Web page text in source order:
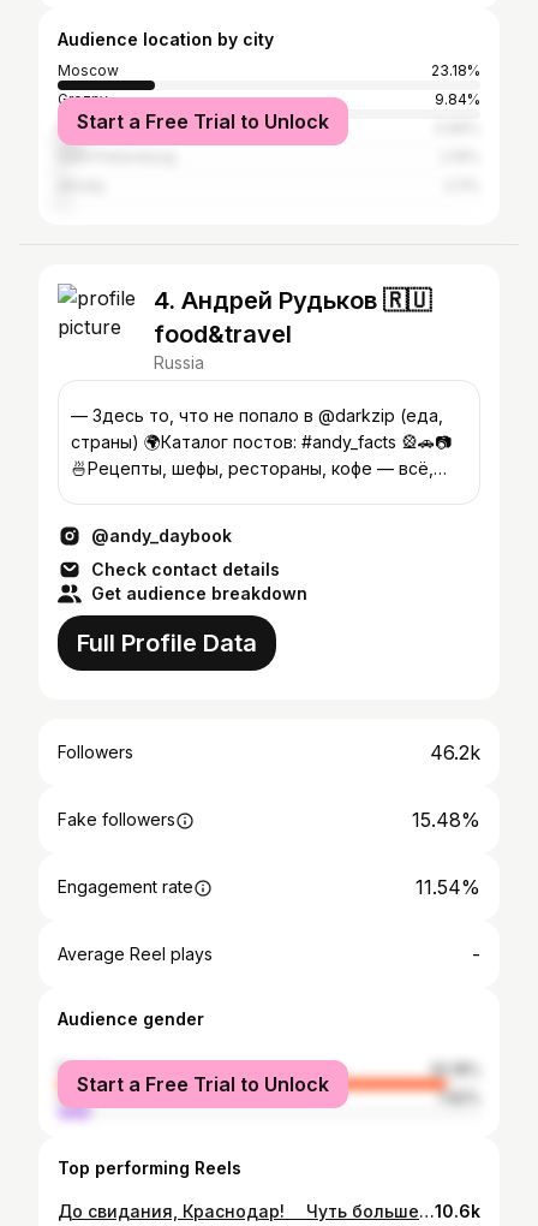
Audience location by city
Moscow
23.18%
Grozny
9.84%
Makhachkala
Start a Free Trial to Unlock
4. Андрей Рудьков 🇷🇺
food&travel
Russia
— Здесь то, что не попало в @darkzip (еда,
страны) 🌍Каталог постов: #andy_facts 🎡🚗📷
🍜Рецепты, шефы, рестораны, кофе — всё,
@andy_daybook
Check contact details
Get audience breakdown
Full Profile Data
Followers 46.2k
Fake followers 15.48%
Engagement rate 11.54%
Average Reel plays -
Audience gender
female
92.18%
male
7.82%
Start a Free Trial to Unlock
Top performing Reels
До свидания, Краснодар! ⠀ Чуть больше трёх лет назад мы сидели в парке и Катя сказала: “Я тебя люблю”. Тогда я собрал вещи и навсегда уехал из Хабаровска. Мне, провинциальному, было невероятно сложно в первое время: всё было слишком быстрым, большим, пугающим. Но Катя своей энергетикой сделала так, что моей ёмкости стало хватать. Всегда поддерживала меня! Помню первый поход в Икею за ложками, посудой и одеялами, нашими одеялами — это было так романтично. Я очень много летаю по стране и точно могу сказать — Краснодар лучший город, без преувеличений. Никогда не назову другой. ⠀ Он подходит всем возрастам и усыпляет своим комфортом. Здесь всегда тепло, а от лета бывает устаёшь (если ты дальневосточник) по-доброму. Потрясающего вкуса овощи и фрукты, местные и привезённые из соседних регионов с марта по октябрь. Рядом море, причём на выбор. Помню мы возвращались из Ростова в Краснодар и Катя предложила: “А давай встретим закат у моря”, всего два часа спустя, мы сидели на берегу и бросали камешки в морское отражение фантастического заката. Большой Утриш, Анапа, Геленджик, а чуть дальше зимние Сочи и Архыз с их горнолыжками и природой, ещё гастро Ростов и десятки виноделен края. ⠀ Здесь есть всё, а чего нет, можно заказать из Москвы. Широкие центральные улочки, чистый воздух и море зелени! Ты возвращаешься из заснеженного Воронежа, а тут уже зелёные деревья вдоль дороги. Кто-то пожалуется на пробки, но их можно обуздать, главное жить в правильном месте и иметь правильный ритм. Да, город чуть статичен и это, пожалуй, единственный минус для меня. Но, я буду приезжать в гости! ⠀ Три года — это целая жизнь. Моя лучшая жизнь в жизни, с ней! Идеальные отношения в идеальном городе. Катя сделала так, что я полюбил этот город. Своей искренней, порой детской любовью, раскрытыми от счастья глазами, она доказала, что нигде не будет лучше. Я был счастлив в нём и с ней. Нам не удалось это сохранить, что-то пошло не так, к сожалению. Не все ошибки в жизни можно исправить, ведь правда? Я буду скучать по этому городу, его безусловной любви к тебе, по людям, которые были рядом со мной и которые стали близкими и, конечно, я буду любить и скучать по ней... ⠀ КРД🛬МСК10.6k